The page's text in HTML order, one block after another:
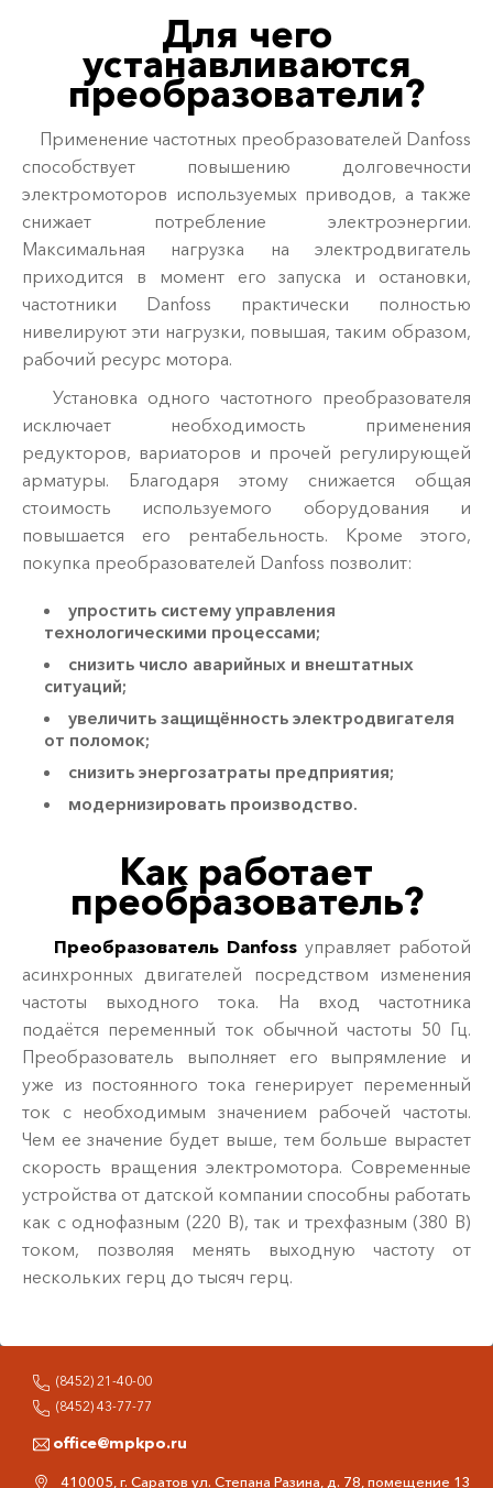
Для чего
устанавливаются
преобразователи?
Применение частотных преобразователей Danfoss
способствует повышению долговечности
электромоторов используемых приводов, а также
снижает потребление электроэнергии.
Максимальная нагрузка на электродвигатель
приходится в момент его запуска и остановки,
частотники Danfoss практически полностью
нивелируют эти нагрузки, повышая, таким образом,
рабочий ресурс мотора.
Установка одного частотного преобразователя
исключает необходимость применения
редукторов, вариаторов и прочей регулирующей
арматуры. Благодаря этому снижается общая
стоимость используемого оборудования и
повышается его рентабельность. Кроме этого,
покупка преобразователей Danfoss позволит:
упростить систему управления
технологическими процессами;
снизить число аварийных и внештатных
ситуаций;
увеличить защищённость электродвигателя
от поломок;
снизить энергозатраты предприятия;
модернизировать производство.
Как работает
преобразователь?
Преобразователь Danfossуправляет работой
асинхронных двигателей посредством изменения
частоты выходного тока. На вход частотника
подаётся переменный ток обычной частоты 50 Гц.
Преобразователь выполняет его выпрямление и
уже из постоянного тока генерирует переменный
ток с необходимым значением рабочей частоты.
Чем ее значение будет выше, тем больше вырастет
скорость вращения электромотора. Современные
устройства от датской компании способны работать
как с однофазным (220 В), так и трехфазным (380 В)
током, позволяя менять выходную частоту от
нескольких герц до тысяч герц.
(8452) 21-40-00
(8452) 43-77-77
office@mpkpo.ru
410005, г. Саратов ул. Степана Разина, д. 78, помещение 13